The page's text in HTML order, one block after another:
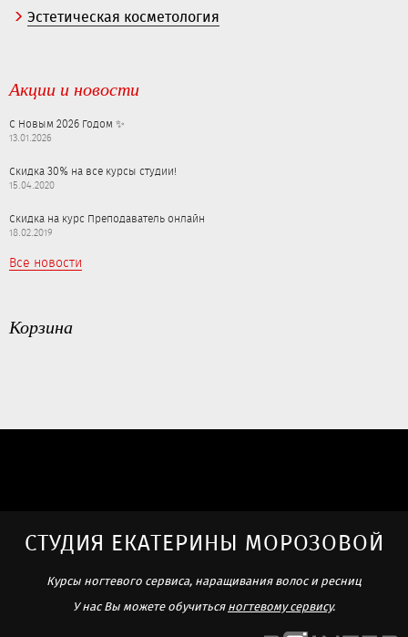
Эстетическая косметология
Акции и новости
С Новым 2026 Годом ✨
13.01.2026
Скидка 30% на все курсы студии!
15.04.2020
Скидка на курс Преподаватель онлайн
18.02.2019
Все новости
Корзина
СТУДИЯ ЕКАТЕРИНЫ МОРОЗОВОЙ
Курсы ногтевого сервиса, наращивания волос и ресниц
У нас Вы можете обучитьсяногтевому сервису.